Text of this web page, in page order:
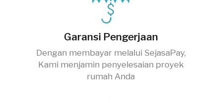
Garansi Pengerjaan
Dengan membayar melalui SejasaPay,
Kami menjamin penyelesaian proyek
rumah Anda